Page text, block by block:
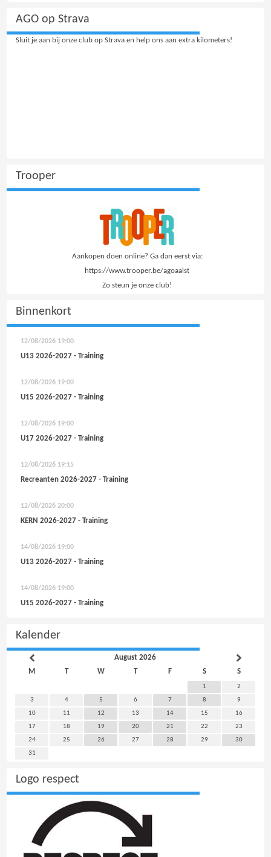
AGO op Strava
Sluit je aan bij onze club op Strava en help ons aan extra kilometers!
Trooper
Aankopen doen online? Ga dan eerst via:
https://www.trooper.be/agoaalst
Zo steun je onze club!
Binnenkort
12/08/2026 19:00
U13 2026-2027 - Training
12/08/2026 19:00
U15 2026-2027 - Training
12/08/2026 19:00
U17 2026-2027 - Training
12/08/2026 19:15
Recreanten 2026-2027 - Training
12/08/2026 20:00
KERN 2026-2027 - Training
14/08/2026 19:00
U13 2026-2027 - Training
14/08/2026 19:00
U15 2026-2027 - Training
Kalender
August 2026
M
T W T F S S
1
2
3
4 5 6 7 8
9
10
11 12 13 14 15
16
17
18 19 20 21 22
23
24
25 26 27 28 29
30
31
Logo respect